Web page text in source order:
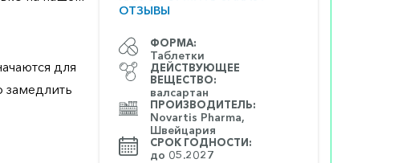
ОТЗЫВЫ
ФОРМА:
Таблетки
ДЕЙСТВУЮЩЕЕ
ВЕЩЕСТВО:
валсартан
ПРОИЗВОДИТЕЛЬ:
Novartis Pharma,
Швейцария
СРОК ГОДНОСТИ:
до 05.2027
для
замедлить